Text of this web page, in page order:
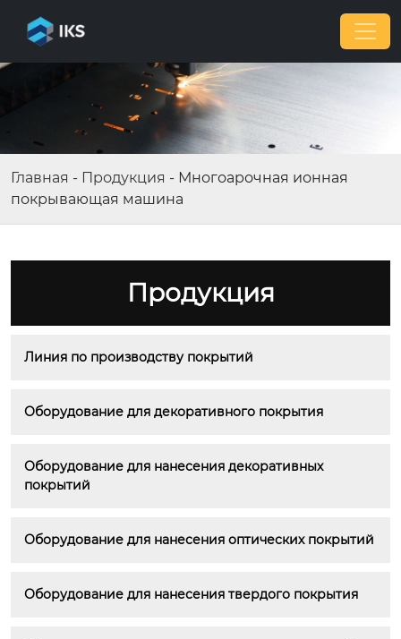
Главная - Продукция - Многоарочная ионная
покрывающая машина
Продукция
Линия по производству покрытий
Оборудование для декоративного покрытия
Оборудование для нанесения декоративных
покрытий
Оборудование для нанесения оптических покрытий
Оборудование для нанесения твердого покрытия